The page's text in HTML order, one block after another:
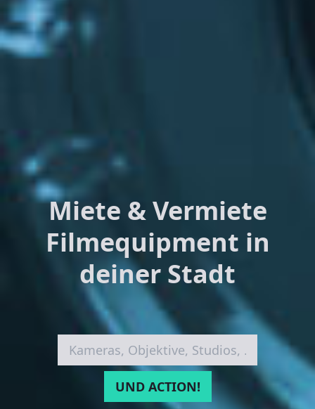
Miete & Vermiete
Filmequipment in
deiner Stadt
UND ACTION!